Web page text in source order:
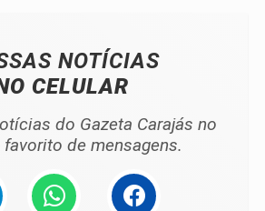
NOTÍCIAS
CELULAR
do Gazeta Carajás no
favorito de mensagens.